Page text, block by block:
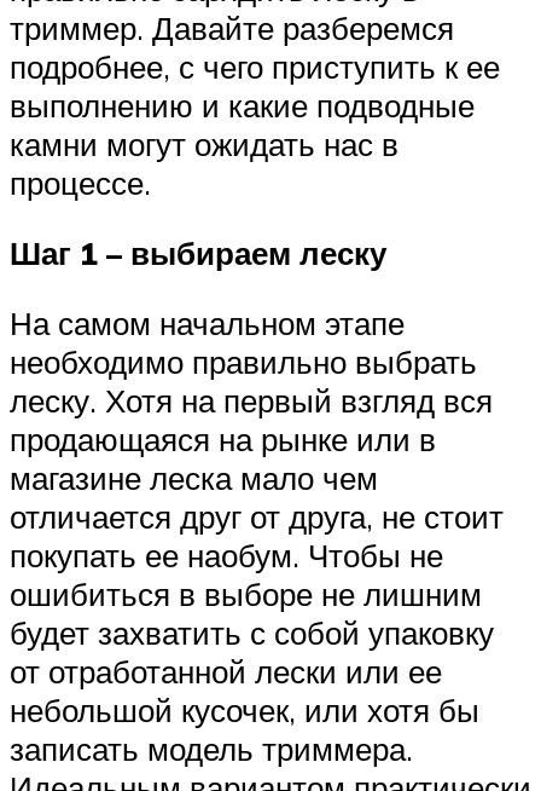
триммер. Давайте разберемся
подробнее, с чего приступить к ее
выполнению и какие подводные
камни могут ожидать нас в
процессе.
Шаг 1 – выбираем леску
На самом начальном этапе
необходимо правильно выбрать
леску. Хотя на первый взгляд вся
продающаяся на рынке или в
магазине леска мало чем
отличается друг от друга, не стоит
покупать ее наобум. Чтобы не
ошибиться в выборе не лишним
будет захватить с собой упаковку
от отработанной лески или ее
небольшой кусочек, или хотя бы
записать модель триммера.